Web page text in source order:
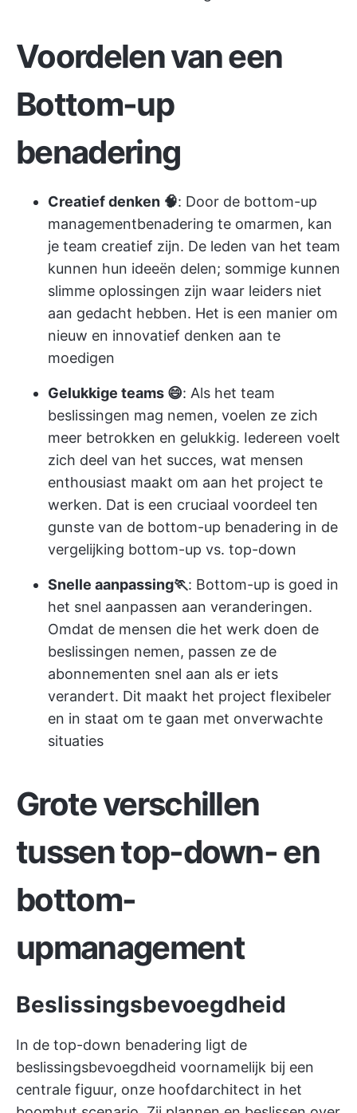
Voordelen van een
Bottom-up
benadering
Creatief denken 🧠: Door de bottom-up
managementbenadering te omarmen, kan
je team creatief zijn. De leden van het team
kunnen hun ideeën delen; sommige kunnen
slimme oplossingen zijn waar leiders niet
aan gedacht hebben. Het is een manier om
nieuw en innovatief denken aan te
moedigen
Gelukkige teams 😄: Als het team
beslissingen mag nemen, voelen ze zich
meer betrokken en gelukkig. Iedereen voelt
zich deel van het succes, wat mensen
enthousiast maakt om aan het project te
werken. Dat is een cruciaal voordeel ten
gunste van de bottom-up benadering in de
vergelijking bottom-up vs. top-down
Snelle aanpassing🏃: Bottom-up is goed in
het snel aanpassen aan veranderingen.
Omdat de mensen die het werk doen de
beslissingen nemen, passen ze de
abonnementen snel aan als er iets
verandert. Dit maakt het project flexibeler
en in staat om te gaan met onverwachte
situaties
Grote verschillen
tussen top-down- en
bottom-
upmanagement
Beslissingsbevoegdheid
In de top-down benadering ligt de
beslissingsbevoegdheid voornamelijk bij een
centrale figuur, onze hoofdarchitect in het